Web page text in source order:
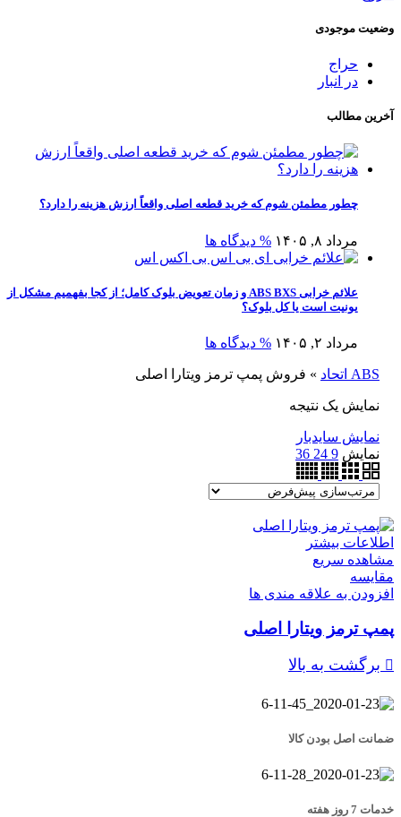
وضعیت موجودی
حراج
در انبار
آخرین مطالب
چطور مطمئن شوم که خرید قطعه اصلی واقعاً ارزش هزینه را دارد؟
مرداد ۸, ۱۴۰۵ % دیدگاه ها
علائم خرابی ABS BXS و زمان تعویض بلوک کامل؛ از کجا بفهمیم مشکل از
یونیت است یا کل بلوک؟
مرداد ۲, ۱۴۰۵ % دیدگاه ها
ABS اتحاد » فروش پمپ ترمز ویتارا اصلی
نمایش یک نتیجه
نمایش سایدبار
نمایش 9
24
36
اطلاعات بیشتر
مشاهده سریع
مقایسه
افزودن به علاقه مندی ها
پمپ ترمز ویتارا اصلی
برگشت به بالا
ضمانت اصل بودن کالا
خدمات 7 روز هفته